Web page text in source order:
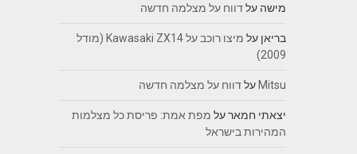
מישה עלדווח על מצלמה חדשה
בריאן על
מיצו רוכב על Kawasaki ZX14 (מודל
2009)
Mitsuעלדווח על מצלמה חדשה
יצאתי חמארעל מפת אמת: פריסת כל מצלמות
המהירות בישראל